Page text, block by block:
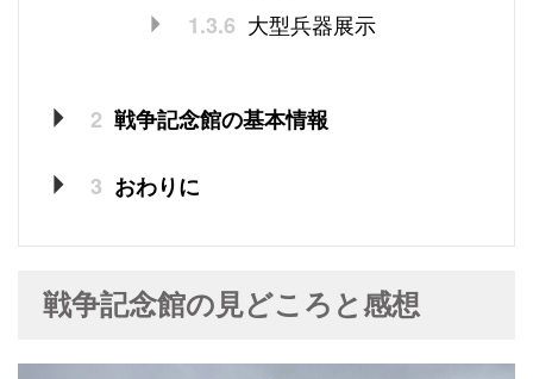
1.3.6 大型兵器展示
2 戦争記念館の基本情報
3 おわりに
戦争記念館の見どころと感想